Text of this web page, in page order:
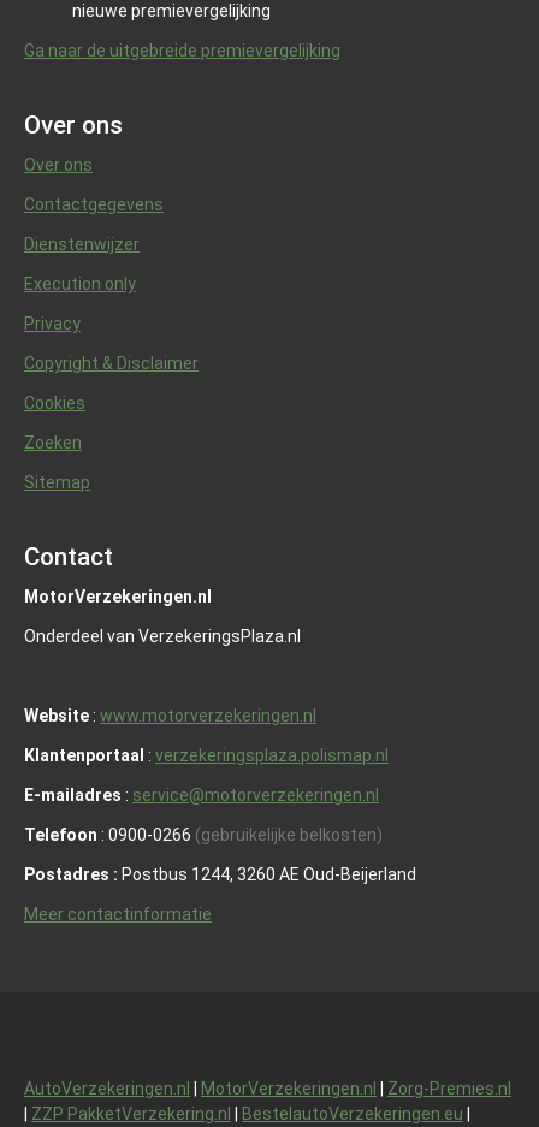
nieuwe premievergelijking
Ga naar de uitgebreide premievergelijking
Over ons
Over ons
Contactgegevens
Dienstenwijzer
Execution only
Privacy
Copyright & Disclaimer
Cookies
Zoeken
Sitemap
Contact
MotorVerzekeringen.nl
Onderdeel van VerzekeringsPlaza.nl
Website : www.motorverzekeringen.nl
Klantenportaal : verzekeringsplaza.polismap.nl
E-mailadres : service@motorverzekeringen.nl
Telefoon : 0900-0266 (gebruikelijke belkosten)
Postadres : Postbus 1244, 3260 AE Oud-Beijerland
Meer contactinformatie
AutoVerzekeringen.nl MotorVerzekeringen.nl
Zorg-Premies.nl
ZZP PakketVerzekering.nl BestelautoVerzekeringen.eu